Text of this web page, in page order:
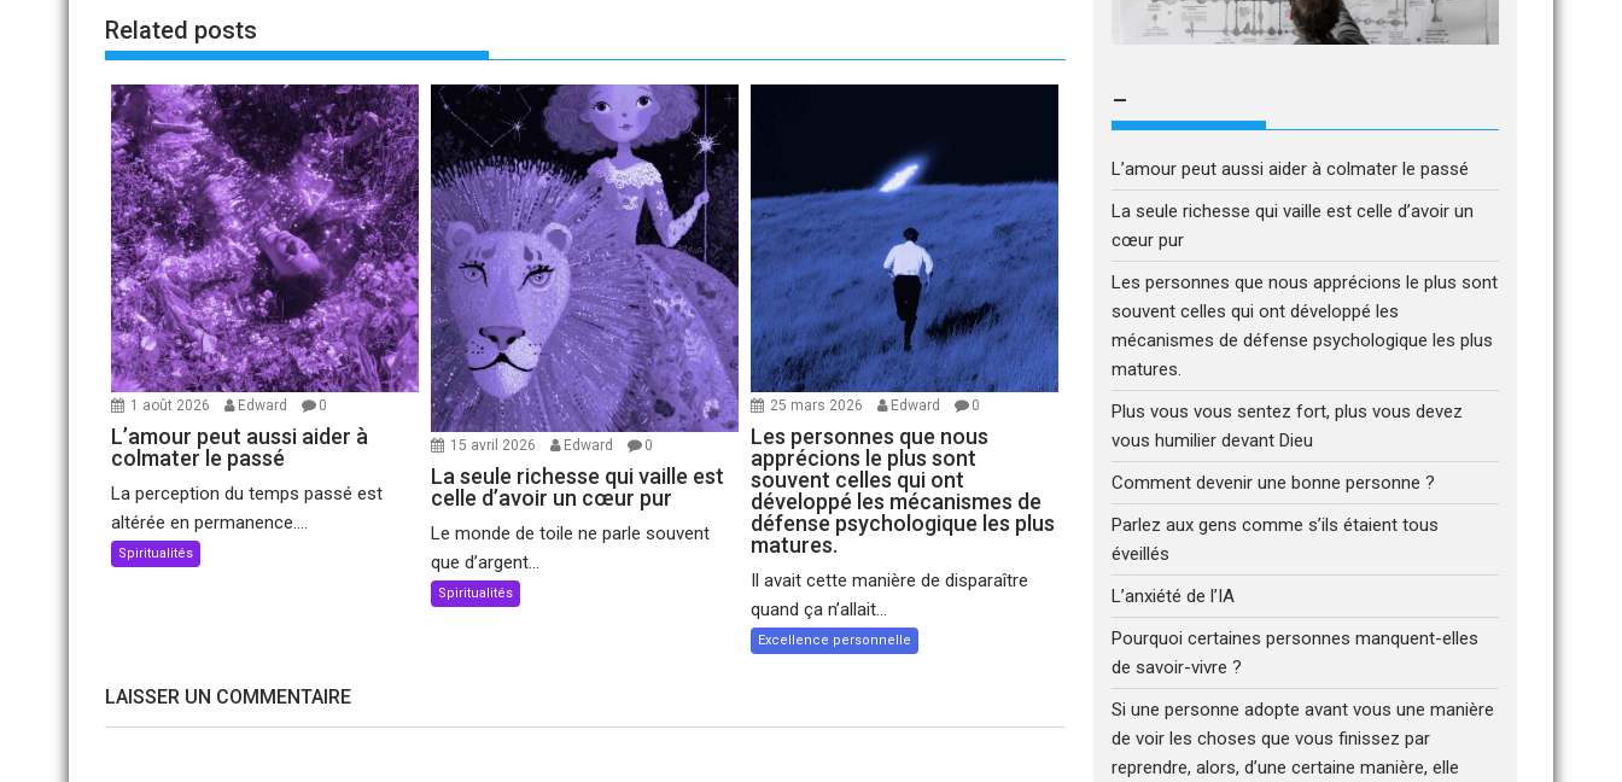
Related posts
1 août 2026 Edward 0
L’amour peut aussi aider à
colmater le passé
La perception du temps passé est
altérée en permanence....
Spiritualités
15 avril 2026 Edward 0
La seule richesse qui vaille est
celle d’avoir un cœur pur
Le monde de toile ne parle souvent
que d’argent...
Spiritualités
25 mars 2026 Edward 0
Les personnes que nous
apprécions le plus sont
souvent celles qui ont
développé les mécanismes de
défense psychologique les plus
matures.
Il avait cette manière de disparaître
quand ça n’allait...
Excellence personnelle
LAISSER UN COMMENTAIRE
–
L’amour peut aussi aider à colmater le passé
La seule richesse qui vaille est celle d’avoir un
cœur pur
Les personnes que nous apprécions le plus sont
souvent celles qui ont développé les
mécanismes de défense psychologique les plus
matures.
Plus vous vous sentez fort, plus vous devez
vous humilier devant Dieu
Comment devenir une bonne personne ?
Parlez aux gens comme s’ils étaient tous
éveillés
L’anxiété de l’IA
Pourquoi certaines personnes manquent-elles
de savoir-vivre ?
Si une personne adopte avant vous une manière
de voir les choses que vous finissez par
reprendre, alors, d’une certaine manière, elle